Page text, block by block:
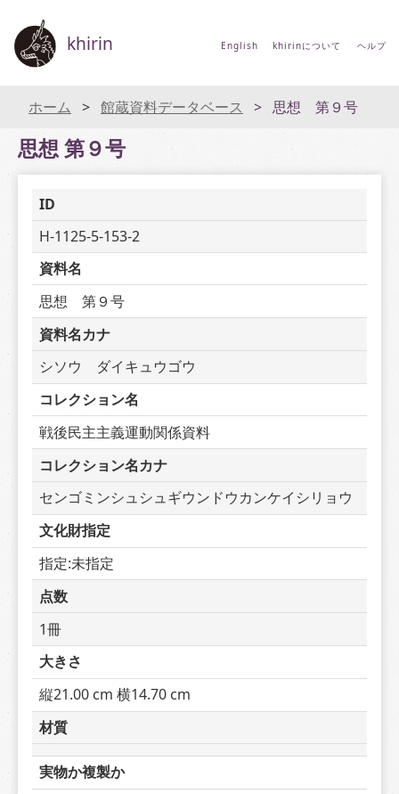
khirin English khirinについて ヘルプ
ホーム 館蔵資料データベース 思想 第９号
思想 第９号
ID
H-1125-5-153-2
資料名
思想　第９号
資料名カナ
シソウ　ダイキュウゴウ
コレクション名
戦後民主主義運動関係資料
コレクション名カナ
センゴミンシュシュギウンドウカンケイシリョウ
文化財指定
指定:未指定
点数
1冊
大きさ
縦21.00 cm 横14.70 cm
材質
実物か複製か